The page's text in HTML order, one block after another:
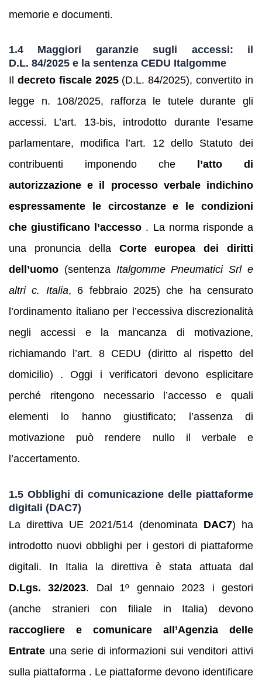
memorie e documenti.
1.4 Maggiori garanzie sugli accessi: il
D.L. 84/2025 e la sentenza CEDU Italgomme
Il decreto fiscale 2025(D.L. 84/2025), convertito in
legge n. 108/2025, rafforza le tutele durante gli
accessi. L’art. 13‑bis, introdotto durante l’esame
parlamentare, modifica l’art. 12 dello Statuto dei
contribuenti imponendo che
l’atto di
autorizzazione e il processo verbale indichino
espressamente le circostanze e le condizioni
che giustificano l’accesso . La norma risponde a
una pronuncia della Corte europea dei diritti
dell’uomo (sentenza Italgomme Pneumatici Srl e
altri c. Italia, 6 febbraio 2025) che ha censurato
l’ordinamento italiano per l’eccessiva discrezionalità
negli accessi e la mancanza di motivazione,
richiamando l’art. 8 CEDU (diritto al rispetto del
domicilio) . Oggi i verificatori devono esplicitare
perché ritengono necessario l’accesso e quali
elementi lo hanno giustificato; l’assenza di
motivazione può rendere nullo il verbale e
l’accertamento.
1.5 Obblighi di comunicazione delle piattaforme
digitali (DAC7)
La direttiva UE 2021/514 (denominata DAC7) ha
introdotto nuovi obblighi per i gestori di piattaforme
digitali. In Italia la direttiva è stata attuata dal
D.Lgs. 32/2023. Dal 1º gennaio 2023 i gestori
(anche stranieri con filiale in Italia) devono
raccogliere e comunicare all’Agenzia delle
Entrate una serie di informazioni sui venditori attivi
sulla piattaforma . Le piattaforme devono identificare